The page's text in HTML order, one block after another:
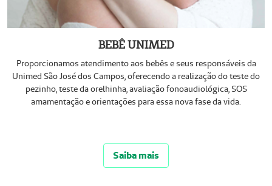
BEBÊ UNIMED
Proporcionamos atendimento aos bebês e seus responsáveis da
Unimed São José dos Campos, oferecendo a realização do teste do
pezinho, teste da orelhinha, avaliação fonoaudiológica, SOS
amamentação e orientações para essa nova fase da vida.
Saiba mais